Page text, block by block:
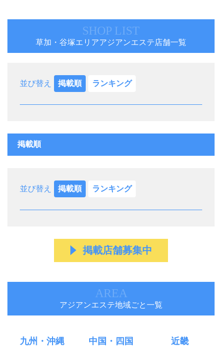
SHOP LIST
草加・谷塚エリアアジアンエステ店舗一覧
並び替え 掲載順 ランキング
掲載順
並び替え 掲載順 ランキング
掲載店舗募集中
AREA
アジアンエステ地域ごと一覧
九州・沖縄 中国・四国 近畿